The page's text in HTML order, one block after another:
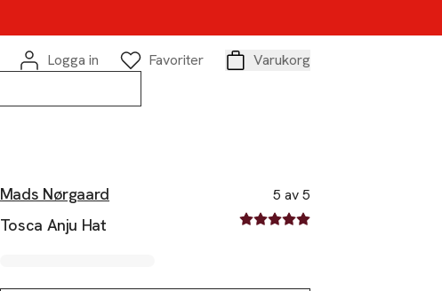
Logga in
Favoriter
Varukorg
Mads Nørgaard
Tosca Anju Hat
5 av 5
5 av fem stjärnor